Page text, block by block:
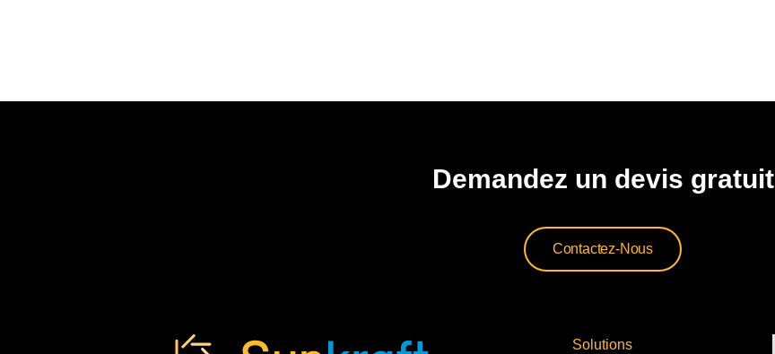
Demandez un devis gratuit
Contactez-Nous
Solutions